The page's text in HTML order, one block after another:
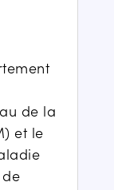
de la
et le